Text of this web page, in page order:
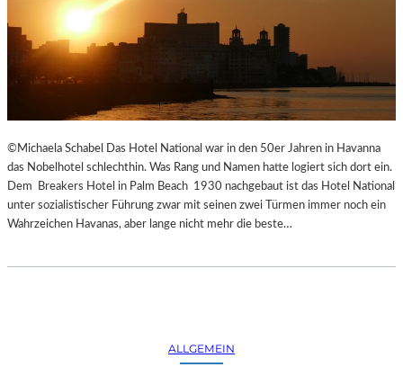
©Michaela Schabel Das Hotel National war in den 50er Jahren in Havanna
das Nobelhotel schlechthin. Was Rang und Namen hatte logiert sich dort ein.
Dem Breakers Hotel in Palm Beach 1930 nachgebaut ist das Hotel National
unter sozialistischer Führung zwar mit seinen zwei Türmen immer noch ein
Wahrzeichen Havanas, aber lange nicht mehr die beste…
ALLGEMEIN